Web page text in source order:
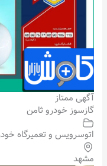
آگهی ممتاز
گازسوز خودرو ثامن
اتوسرویس و تعمیرگاه
مشهد